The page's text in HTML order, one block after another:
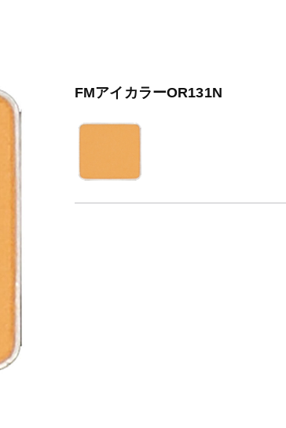
FMアイカラーOR131N